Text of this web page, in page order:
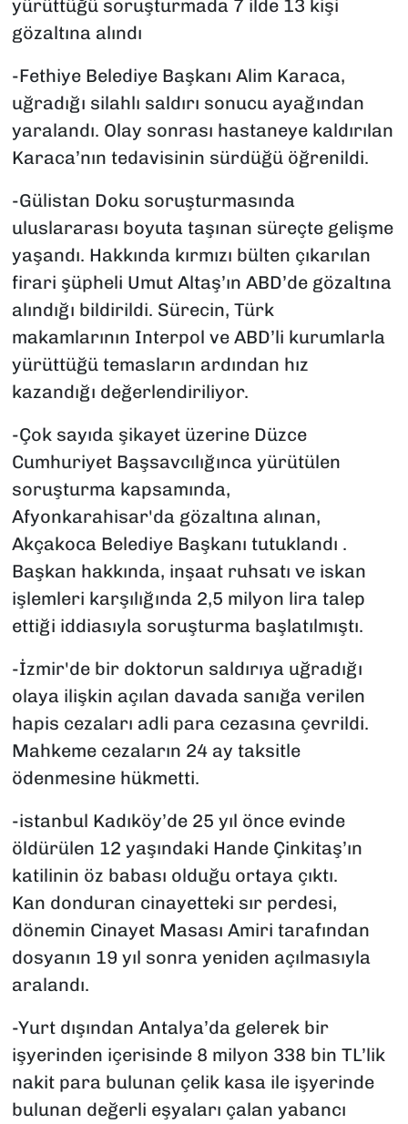
yürüttüğü soruşturmada 7 ilde 13 kişi
gözaltına alındı
-Fethiye Belediye Başkanı Alim Karaca,
uğradığı silahlı saldırı sonucu ayağından
yaralandı. Olay sonrası hastaneye kaldırılan
Karaca’nın tedavisinin sürdüğü öğrenildi.
-Gülistan Doku soruşturmasında
uluslararası boyuta taşınan süreçte gelişme
yaşandı. Hakkında kırmızı bülten çıkarılan
firari şüpheli Umut Altaş’ın ABD’de gözaltına
alındığı bildirildi. Sürecin, Türk
makamlarının Interpol ve ABD’li kurumlarla
yürüttüğü temasların ardından hız
kazandığı değerlendiriliyor.
-Çok sayıda şikayet üzerine Düzce
Cumhuriyet Başsavcılığınca yürütülen
soruşturma kapsamında,
Afyonkarahisar'da gözaltına alınan,
Akçakoca Belediye Başkanı tutuklandı .
Başkan hakkında, inşaat ruhsatı ve iskan
işlemleri karşılığında 2,5 milyon lira talep
ettiği iddiasıyla soruşturma başlatılmıştı.
-İzmir'de bir doktorun saldırıya uğradığı
olaya ilişkin açılan davada sanığa verilen
hapis cezaları adli para cezasına çevrildi.
Mahkeme cezaların 24 ay taksitle
ödenmesine hükmetti.
-istanbul Kadıköy’de 25 yıl önce evinde
öldürülen 12 yaşındaki Hande Çinkitaş’ın
katilinin öz babası olduğu ortaya çıktı.
Kan donduran cinayetteki sır perdesi,
dönemin Cinayet Masası Amiri tarafından
dosyanın 19 yıl sonra yeniden açılmasıyla
aralandı.
-Yurt dışından Antalya’da gelerek bir
işyerinden içerisinde 8 milyon 338 bin TL’lik
nakit para bulunan çelik kasa ile işyerinde
bulunan değerli eşyaları çalan yabancı